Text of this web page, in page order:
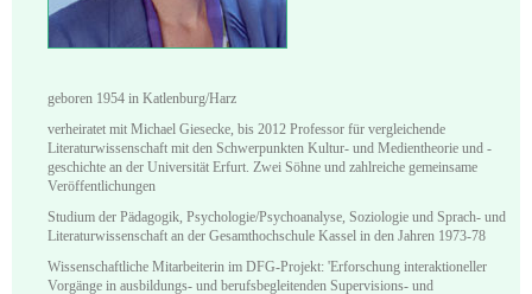
geboren 1954 in Katlenburg/Harz
verheiratet mit Michael Giesecke, bis 2012 Professor für vergleichende
Literaturwissenschaft mit den Schwerpunkten Kultur- und Medientheorie und -
geschichte an der Universität Erfurt. Zwei Söhne und zahlreiche gemeinsame
Veröffentlichungen
Studium der Pädagogik, Psychologie/Psychoanalyse, Soziologie und Sprach- und
Literaturwissenschaft an der Gesamthochschule Kassel in den Jahren 1973-78
Wissenschaftliche Mitarbeiterin im DFG-Projekt: 'Erforschung interaktioneller
Vorgänge in ausbildungs- und berufsbegleitenden Supervisions- und